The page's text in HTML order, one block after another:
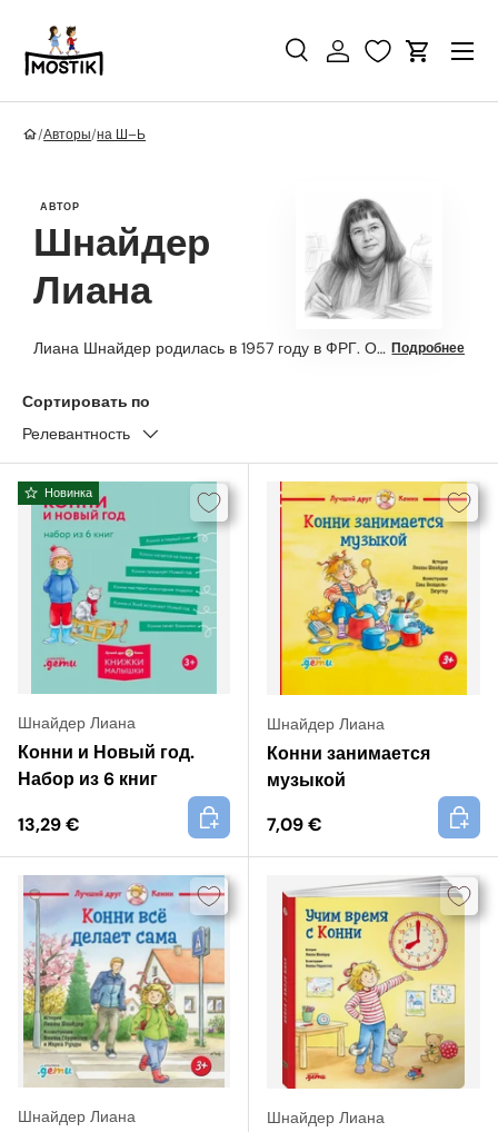
Перейти к контенту
Поиск
ПоискВойти Корзина
/Авторы/на Ш–Ь
АВТОР
Шнайдер
Лиана
Лиана Шнайдер родилась в 1957 году в ФРГ. Она получила естественнонаучное образование, изучала химию и искусство, а затем выбрала педагогическую работу. До 2011 года автор преподавала в школе... Подробнее
Сортировать по
Релевантность
Новинка
Шнайдер Лиана
Конни и Новый год.
Набор из 6 книг
13,29 €
+
Шнайдер Лиана
Конни занимается
музыкой
7,09 €
+
Шнайдер Лиана Шнайдер Лиана